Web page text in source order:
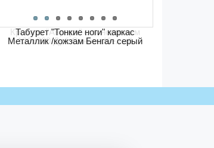
Кровать "Аврора" с основанием
120х200 Дуб Сонома/белый